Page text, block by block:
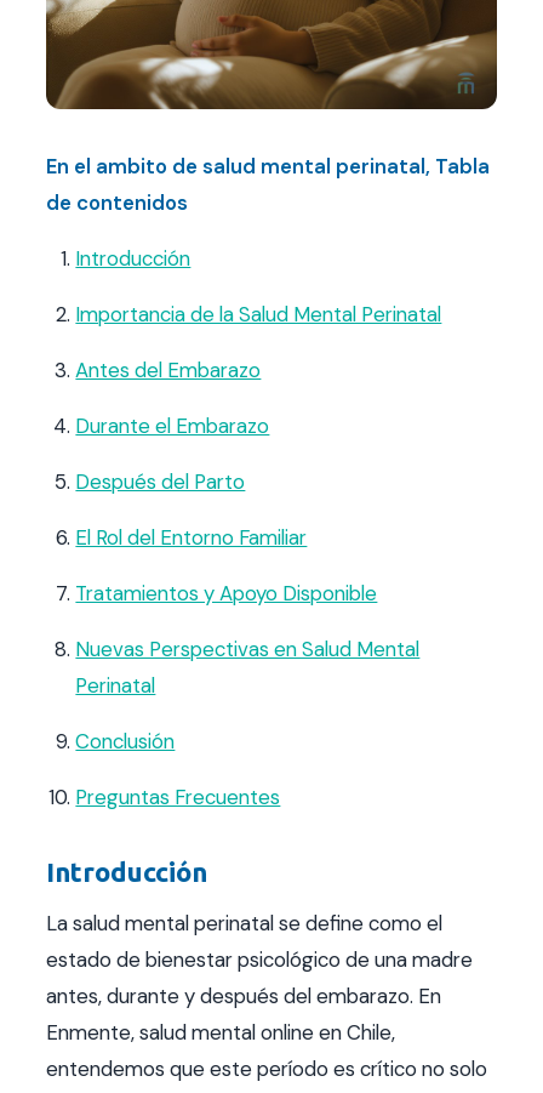
En el ambito de salud mental perinatal, Tabla
de contenidos
Introducción
Importancia de la Salud Mental Perinatal
Antes del Embarazo
Durante el Embarazo
Después del Parto
El Rol del Entorno Familiar
Tratamientos y Apoyo Disponible
Nuevas Perspectivas en Salud Mental
Perinatal
Conclusión
Preguntas Frecuentes
Introducción
La salud mental perinatal se define como el
estado de bienestar psicológico de una madre
antes, durante y después del embarazo. En
Enmente, salud mental online en Chile,
entendemos que este período es crítico no solo